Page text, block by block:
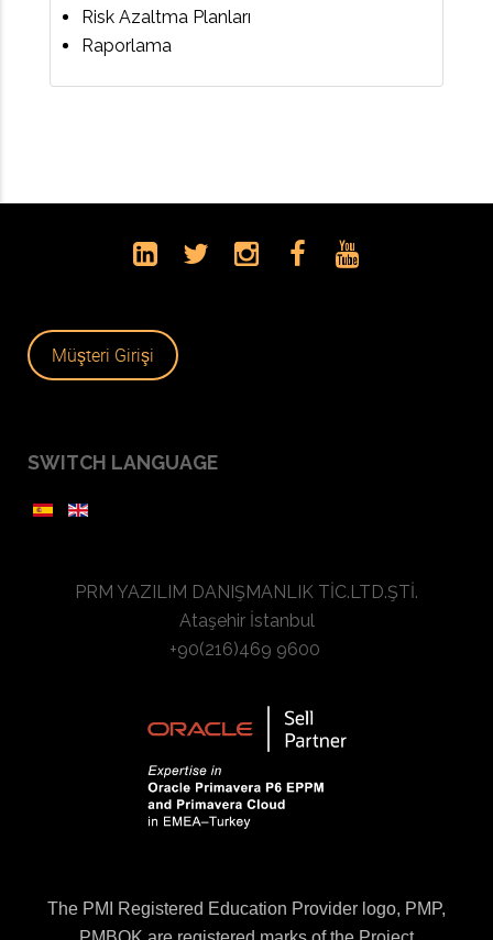
Risk Azaltma Planları
Raporlama
Müşteri Girişi
SWITCH LANGUAGE
PRM YAZILIM DANIŞMANLIK TİC.LTD.ŞTİ.
Ataşehir İstanbul
+90(216)469 9600
The PMI Registered Education Provider logo, PMP,